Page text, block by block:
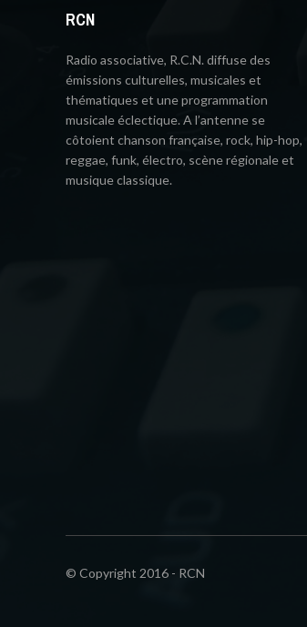
RCN
Radio associative, R.C.N. diffuse des
émissions culturelles, musicales et
thématiques et une programmation
musicale éclectique. A l’antenne se
côtoient chanson française, rock, hip-hop,
reggae, funk, électro, scène régionale et
musique classique.
© Copyright 2016 - RCN